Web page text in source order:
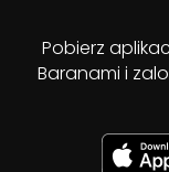
Pobierz
Baranami i